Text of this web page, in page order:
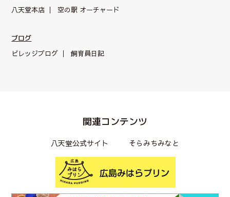
八天堂本店
空の駅 オーチャード
ブログ
ビレッジブログ
飼育員日記
関連コンテンツ
八天堂公式サイト そらみちみなと